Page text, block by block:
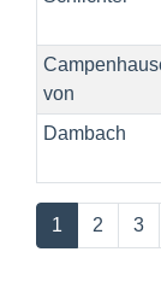
von
Dambach
1 2 3